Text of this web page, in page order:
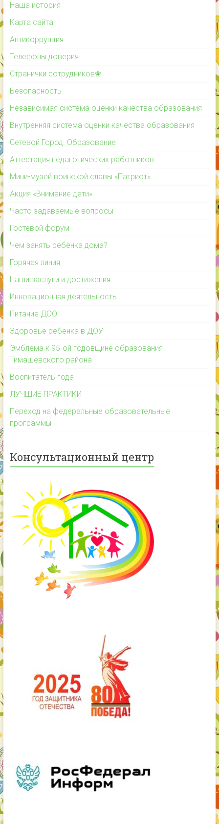
Наша история
Карта сайта
Антикоррупция
Телефоны доверия
Странички сотрудников❀
Безопасность
Независимая система оценки качества образования
Внутренняя система оценки качества образования
Сетевой Город. Образование
Аттестация педагогических работников
Мини-музей воинской славы «Патриот»
Акция «Внимание дети»
Часто задаваемые вопросы
Гостевой форум
Чем занять ребёнка дома?
Горячая линия
Наши заслуги и достижения
Инновационная деятельность
Питание ДОО
Здоровье ребёнка в ДОУ
Эмблема к 95-ой годовщине образования
Тимашевского района
Воспитатель года
ЛУЧШИЕ ПРАКТИКИ
Переход на федеральные образовательные
программы
Консультационный центр